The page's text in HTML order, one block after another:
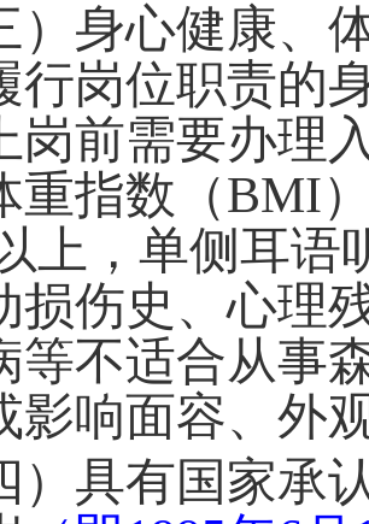
） 身心健康、
行岗位职责的
上岗前需要办理
重指数 （BMI
上，单侧耳语
损伤史、心理
等不适合从事
影响面容、外
） 具有国家承